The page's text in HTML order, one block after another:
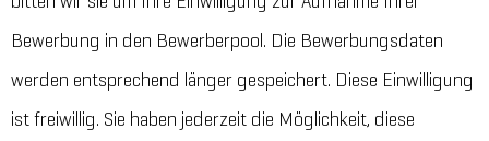
Bewerbung in den Bewerberpool. Die Bewerbungsdaten
werden entsprechend länger gespeichert. Diese Einwilligung
ist freiwillig. Sie haben jederzeit die Möglichkeit, diese